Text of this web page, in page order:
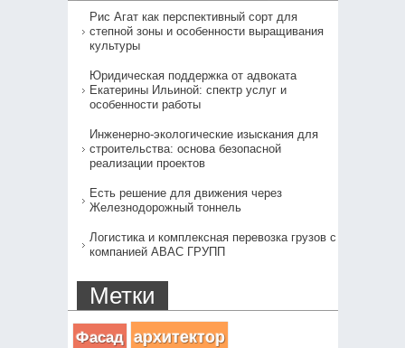
Рис Агат как перспективный сорт для
степной зоны и особенности выращивания
культуры
Юридическая поддержка от адвоката
Екатерины Ильиной: спектр услуг и
особенности работы
Инженерно-экологические изыскания для
строительства: основа безопасной
реализации проектов
Есть решение для движения через
Железнодорожный тоннель
Логистика и комплексная перевозка грузов с
компанией АВАС ГРУПП
Метки
Фасад архитектор